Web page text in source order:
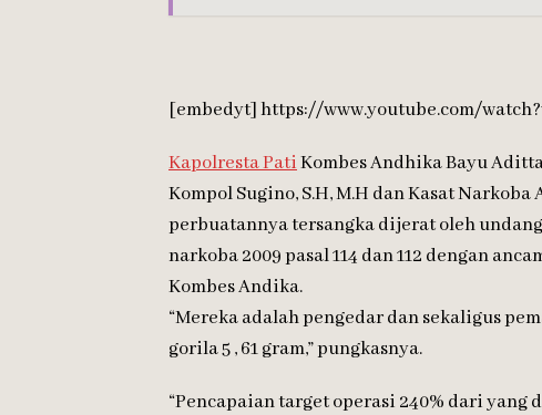
[embedyt] https://www.youtube.com/
Kapolresta PatiKombes Andhika Bayu
Kompol Sugino, S.H, M.H dan Kasat Narkoba
perbuatannya tersangka dijerat oleh
narkoba 2009 pasal 114 dan 112 dengan
Kombes Andika.
“Mereka adalah pengedar dan sekaligus
gorila 5 , 61 gram,” pungkasnya.
“Pencapaian target operasi 240% dari yang